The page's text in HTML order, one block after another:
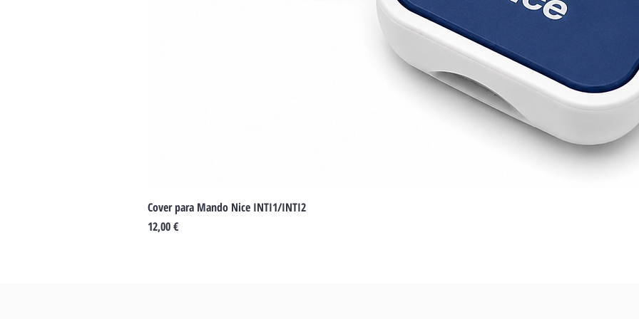
Cover para Mando Nice INTI1/INTI2
Precio
12,00 €